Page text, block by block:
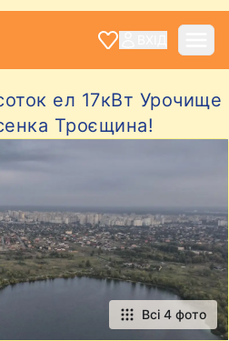
ел 17кВт Урочище
Троєщина!
Всі 4 фото